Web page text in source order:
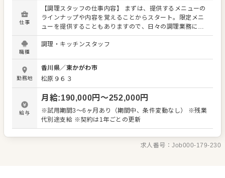
仕事
【調理スタッフの仕事内容】 まずは、提供するメニューの
ラインナップや内容を覚えることからスタート。限定メニ
ューを提供することもありますので、日々の調理業務に加
え、さまざまなスキルを活かしたり、習得できたりもしま
す。 メニューの提案も可能です。ぜひアイデアを発信して
善なども大歓迎です。 【具体的には…】 ・仕込みから盛り
付けまでの調理全般 ・仕入れや在庫管理などキッチンの管
理業務 ・まかないづくり ・後輩スタッフやアルバイトスタ
ッフの教育 ・洗浄や清掃など衛生管理 ・料理長の補助 ・
新メニュー提案 など 入社後はスキルに合わせた業務からお
任せしますので、徐々に仕事の幅を広げていきましょう。
成長をしっかりサポートしますので、経験に関わらず安心
などもめざせます。
職種
調理・キッチンスタッフ
勤務地
香川県／東かがわ市
松原９６３
給与
月給:190,000円〜252,000円
※試用期間3～6ヶ月あり（期間中、条件変動なし） ※残業
代別途支給 ※契約は1年ごとの更新
求人番号：Job000-179-230